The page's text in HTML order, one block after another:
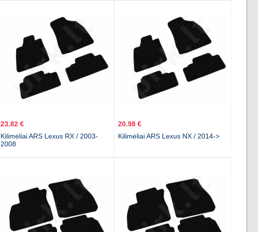
23.82 €
Kilimėliai ARS Lexus RX / 2003-
2008
20.98 €
Kilimėliai ARS Lexus NX / 2014->